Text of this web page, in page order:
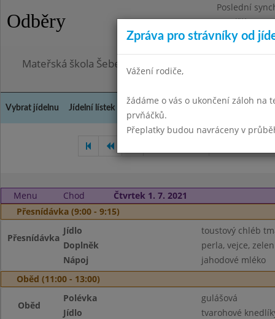
Odběry
Poslední
Pondělí
Omezení
Mateřská škola Šebetov, příspěvková organizace
Vybrat jídelnu Jídelní lístek
Menu Chod
Čtvrtek 1. 7. 2021
Přesnídávka (9:00 - 9:15)
Přesnídávka
Jídlo
toustový chléb
Doplněk
perla, vejce,
Nápoj
jahodové mléko
Oběd (11:00 - 13:00)
Oběd
Polévka
gulášová
Jídlo
tvarohové
Zpráva pro strávníky od
Vážení rodiče,
žádáme o vás o ukončení záloh na
prvňáčků.
Přeplatky budou navráceny v